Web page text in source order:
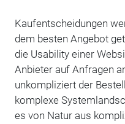
Kaufentscheidungen
dem besten Angebot
die Usability einer
Anbieter auf Anfragen
unkompliziert der
komplexe
es von Natur aus